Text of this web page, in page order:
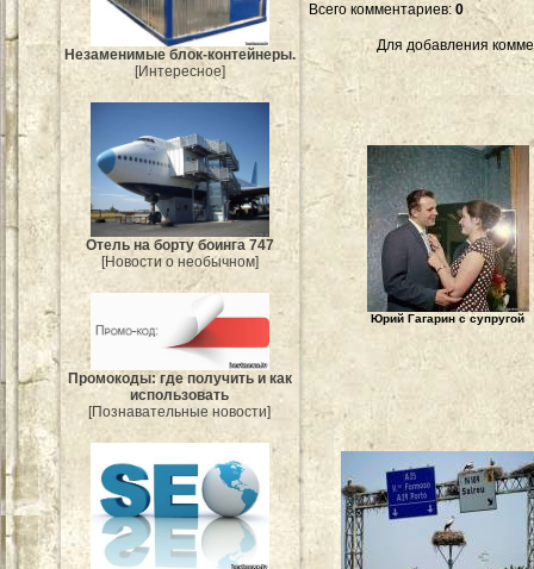
Незаменимые блок-контейнеры.
[Интересное]
Отель на борту боинга 747
[Новости о необычном]
Промокоды: где получить и как
использовать
[Познавательные новости]
Всего комментариев: 0
Для добавления
Юрий Гагарин с супругой